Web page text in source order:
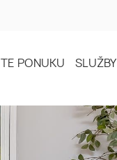
PONUKU SLUŽBY